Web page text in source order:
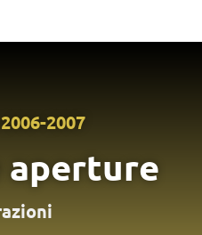
2006-2007
aperture